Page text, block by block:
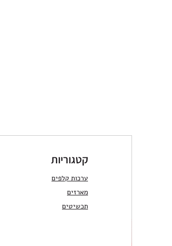
קטגוריות
ערכות קלפים
מארזים
תכשיטים